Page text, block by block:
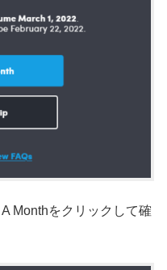
Monthをクリックして確